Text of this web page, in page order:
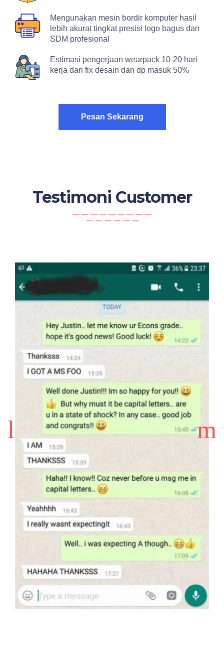
Mengunakan mesin bordir komputer hasil
lebih akurat tingkat presisi logo bagus dan
SDM profesional
Estimasi pengerjaan wearpack 10-20 hari
kerja dari fix desain dan dp masuk 50%
Pesan Sekarang
Testimoni Customer